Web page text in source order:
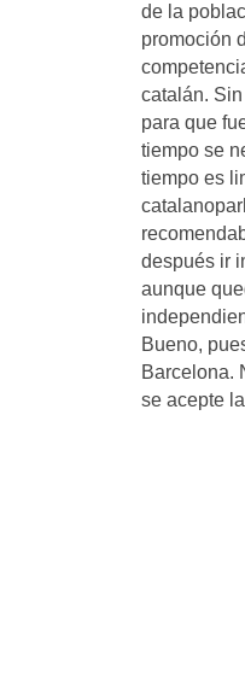
de la
promoción
catalán.
para que
tiempo se
tiempo es
después ir
aunque
Bueno,
Barcelona.
se acepte